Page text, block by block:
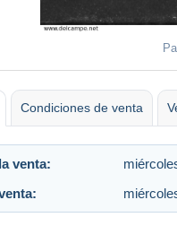
Condiciones de venta
venta: